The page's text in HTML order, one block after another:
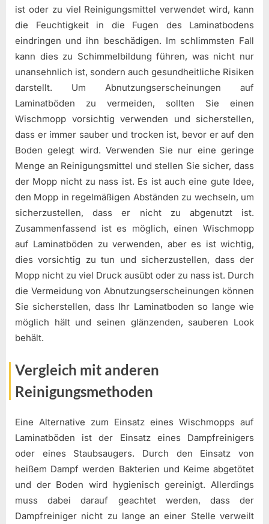
ist oder zu viel Reinigungsmittel verwendet wird, kann
die Feuchtigkeit in die Fugen des Laminatbodens
eindringen und ihn beschädigen. Im schlimmsten Fall
kann dies zu Schimmelbildung führen, was nicht nur
unansehnlich ist, sondern auch gesundheitliche Risiken
darstellt. Um Abnutzungserscheinungen auf
Laminatböden zu vermeiden, sollten Sie einen
Wischmopp vorsichtig verwenden und sicherstellen,
dass er immer sauber und trocken ist, bevor er auf den
Boden gelegt wird. Verwenden Sie nur eine geringe
Menge an Reinigungsmittel und stellen Sie sicher, dass
der Mopp nicht zu nass ist. Es ist auch eine gute Idee,
den Mopp in regelmäßigen Abständen zu wechseln, um
sicherzustellen, dass er nicht zu abgenutzt ist.
Zusammenfassend ist es möglich, einen Wischmopp
auf Laminatböden zu verwenden, aber es ist wichtig,
dies vorsichtig zu tun und sicherzustellen, dass der
Mopp nicht zu viel Druck ausübt oder zu nass ist. Durch
die Vermeidung von Abnutzungserscheinungen können
Sie sicherstellen, dass Ihr Laminatboden so lange wie
möglich hält und seinen glänzenden, sauberen Look
behält.
Vergleich mit anderen
Reinigungsmethoden
Eine Alternative zum Einsatz eines Wischmopps auf
Laminatböden ist der Einsatz eines Dampfreinigers
oder eines Staubsaugers. Durch den Einsatz von
heißem Dampf werden Bakterien und Keime abgetötet
und der Boden wird hygienisch gereinigt. Allerdings
muss dabei darauf geachtet werden, dass der
Dampfreiniger nicht zu lange an einer Stelle verweilt